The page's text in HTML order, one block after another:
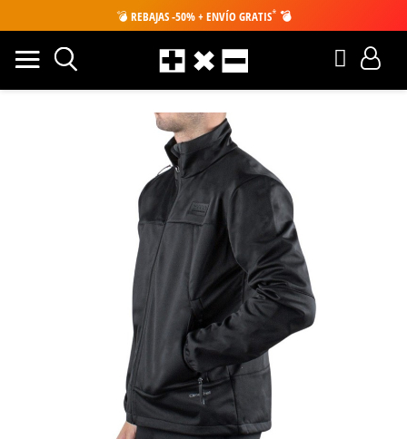
💣 REBAJAS -50% + ENVÍO GRATIS* 💣